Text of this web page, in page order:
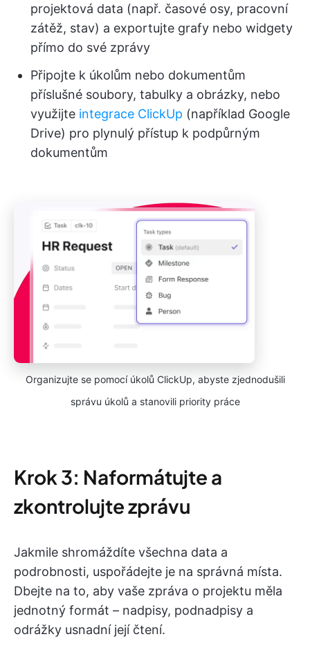
projektová data (např. časové osy, pracovní
zátěž, stav) a exportujte grafy nebo widgety
přímo do své zprávy
Připojte k úkolům nebo dokumentům
příslušné soubory, tabulky a obrázky, nebo
využijte integrace ClickUp (například Google
Drive) pro plynulý přístup k podpůrným
dokumentům
Organizujte se pomocí úkolů ClickUp, abyste zjednodušili
správu úkolů a stanovili priority práce
Krok 3: Naformátujte a
zkontrolujte zprávu
Jakmile shromáždíte všechna data a
podrobnosti, uspořádejte je na správná místa.
Dbejte na to, aby vaše zpráva o projektu měla
jednotný formát – nadpisy, podnadpisy a
odrážky usnadní její čtení.